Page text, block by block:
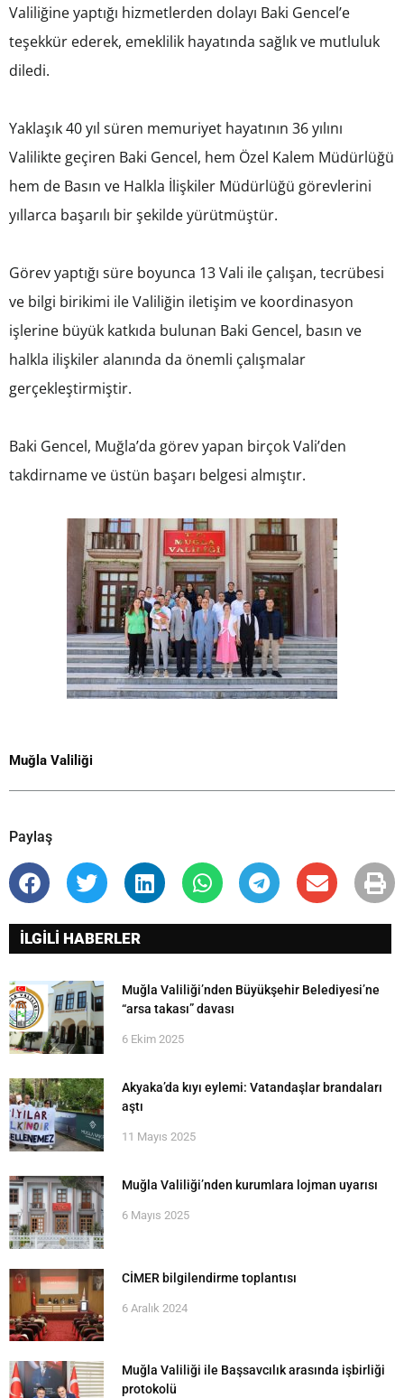
Valiliğine yaptığı hizmetlerden dolayı Baki Gencel’e
teşekkür ederek, emeklilik hayatında sağlık ve mutluluk
diledi.
Yaklaşık 40 yıl süren memuriyet hayatının 36 yılını
Valilikte geçiren Baki Gencel, hem Özel Kalem Müdürlüğü
hem de Basın ve Halkla İlişkiler Müdürlüğü görevlerini
yıllarca başarılı bir şekilde yürütmüştür.
Görev yaptığı süre boyunca 13 Vali ile çalışan, tecrübesi
ve bilgi birikimi ile Valiliğin iletişim ve koordinasyon
işlerine büyük katkıda bulunan Baki Gencel, basın ve
halkla ilişkiler alanında da önemli çalışmalar
gerçekleştirmiştir.
Baki Gencel, Muğla’da görev yapan birçok Vali’den
takdirname ve üstün başarı belgesi almıştır.
Muğla Valiliği
Paylaş
İLGİLİ HABERLER
Muğla Valiliği’nden Büyükşehir Belediyesi’ne
“arsa takası” davası
6 Ekim 2025
Akyaka’da kıyı eylemi: Vatandaşlar brandaları
aştı
11 Mayıs 2025
Muğla Valiliği’nden kurumlara lojman uyarısı
6 Mayıs 2025
CİMER bilgilendirme toplantısı
6 Aralık 2024
Muğla Valiliği ile Başsavcılık arasında işbirliği
protokolü